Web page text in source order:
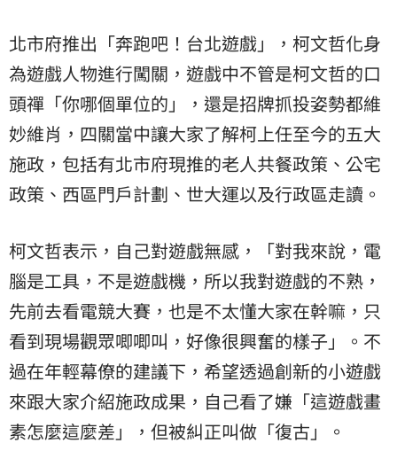
北市府推出「奔跑吧！台北遊戲」，柯文哲化身
為遊戲人物進行闖關，遊戲中不管是柯文哲的口
頭禪「你哪個單位的」，還是招牌抓投姿勢都維
妙維肖，四關當中讓大家了解柯上任至今的五大
施政，包括有北市府現推的老人共餐政策、公宅
政策、西區門戶計劃、世大運以及行政區走讀。
柯文哲表示，自己對遊戲無感，「對我來說，電
腦是工具，不是遊戲機，所以我對遊戲的不熟，
先前去看電競大賽，也是不太懂大家在幹嘛，只
看到現場觀眾唧唧叫，好像很興奮的樣子」。不
過在年輕幕僚的建議下，希望透過創新的小遊戲
來跟大家介紹施政成果，自己看了嫌「這遊戲畫
素怎麼這麼差」，但被糾正叫做「復古」。